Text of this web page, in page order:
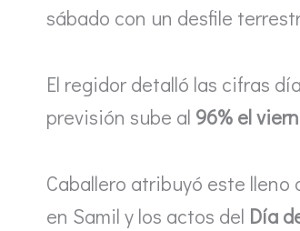
sábado con un desfile
El regidor detalló las cifras
previsión sube al 96% el
Caballero atribuyó este lleno
en Samil y los actos del Día